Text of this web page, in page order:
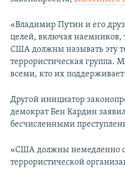
«Владимир Путин и его
целей, включая наемников,
США должны называть эту
террористическая группа.
всеми, кто их
Другой инициатор
демократ Бен Кардин
бесчисленными
«США должны немедленно
террористической